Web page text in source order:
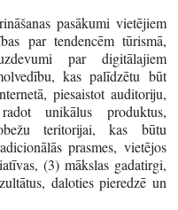
pasākumi vietējiem
par tendencēm tūrismā,
par digitālajiem
kas palīdzētu būt
piesaistot auditoriju,
unikālus produktus,
teritorijai, kas būtu
prasmes, vietējos
(3) mākslas gadatirgi,
daloties pieredzē un